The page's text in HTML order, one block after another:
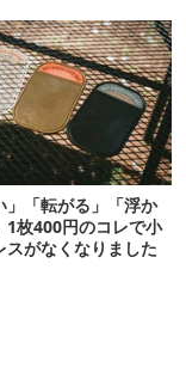
」「転がる」「浮か
1枚400円のコレで小
スがなくなりました